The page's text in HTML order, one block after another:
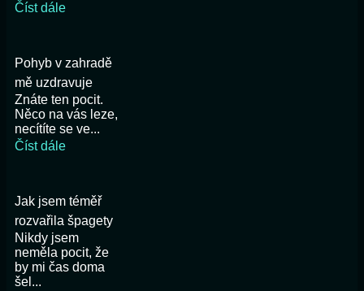
Číst dále
Pohyb v zahradě
mě uzdravuje
Znáte ten pocit.
Něco na vás leze,
necítíte se ve...
Číst dále
Jak jsem téměř
rozvařila špagety
Nikdy jsem
neměla pocit, že
by mi čas doma
šel...